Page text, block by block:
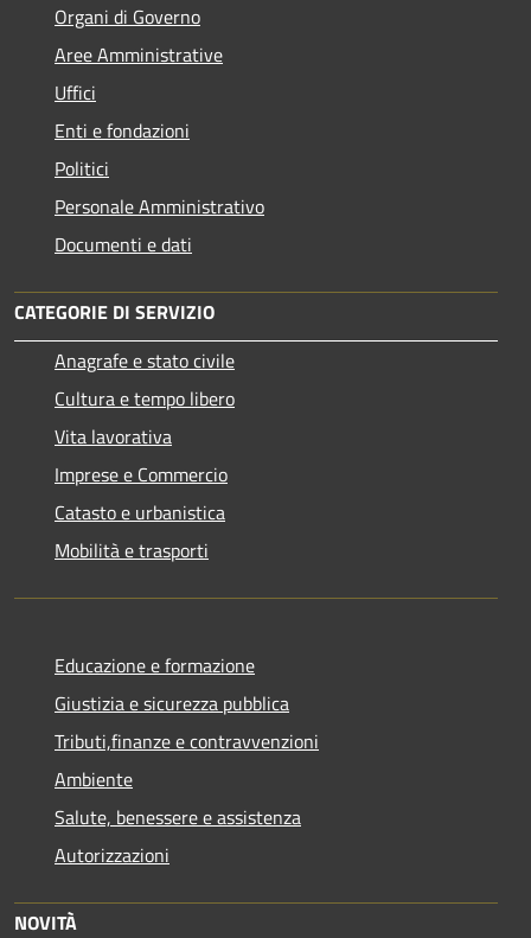
Organi di Governo
Aree Amministrative
Uffici
Enti e fondazioni
Politici
Personale Amministrativo
Documenti e dati
CATEGORIE DI SERVIZIO
Anagrafe e stato civile
Cultura e tempo libero
Vita lavorativa
Imprese e Commercio
Catasto e urbanistica
Mobilità e trasporti
Educazione e formazione
Giustizia e sicurezza pubblica
Tributi,finanze e contravvenzioni
Ambiente
Salute, benessere e assistenza
Autorizzazioni
NOVITÀ